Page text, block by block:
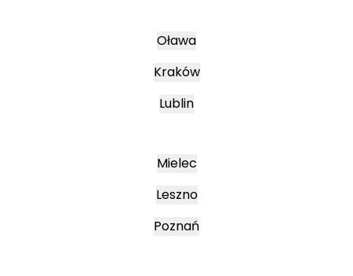
Oława
Kraków
Lublin
Mielec
Leszno
Poznań